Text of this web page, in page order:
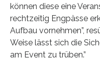
können diese eine
rechtzeitig Engpässe
Aufbau vornehmen”,
Weise lässt sich die
am Event zu trüben.”